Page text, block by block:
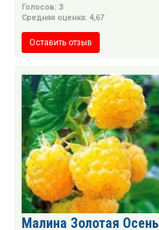
Голосов: 3
Средняя оценка: 4,67
Оставить отзыв
Малина Золотая Осень